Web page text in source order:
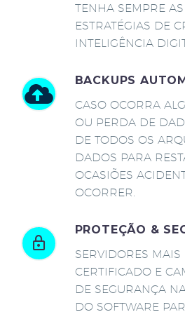
TENHA SEMPRE
ESTRATÉGIAS DE
INTELIGÊNCIA
BACKUPS
CASO OCORRA
OU PERDA DE
DE TODOS OS
DADOS PARA
OCASIÕES
OCORRER.
PROTEÇÃO &
SERVIDORES
CERTIFICADO E
DE SEGURANÇA
DO SOFTWARE